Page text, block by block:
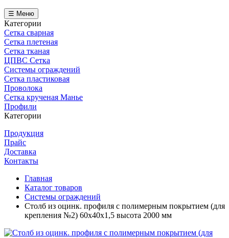
☰ Меню
Категории
Сетка сварная
Сетка плетеная
Сетка тканая
ЦПВС Сетка
Системы ограждений
Сетка пластиковая
Проволока
Сетка крученая Манье
Профили
Категории
Продукция
Прайс
Доставка
Контакты
Главная
Каталог товаров
Системы ограждений
Столб из оцинк. профиля с полимерным покрытием (для
крепления №2) 60х40х1,5 высота 2000 мм